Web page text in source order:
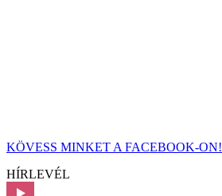
KÖVESS MINKET A FACEBOOK-ON!
HÍRLEVÉL